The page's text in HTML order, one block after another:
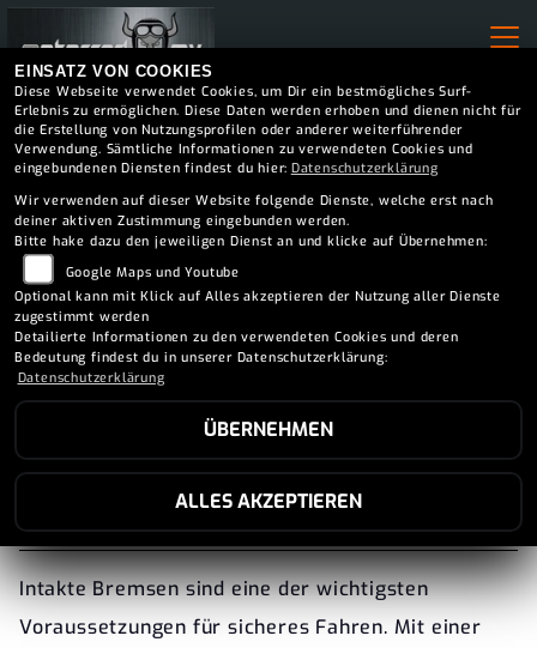
BREMSEN-SERVICE
Intakte Bremsen sind eine der wichtigsten
Voraussetzungen für sicheres Fahren. Mit einer
EINSATZ VON COOKIES
Diese Webseite verwendet Cookies, um Dir ein bestmögliches Surf-
Erlebnis zu ermöglichen. Diese Daten werden erhoben und dienen nicht für
die Erstellung von Nutzungsprofilen oder anderer weiterführender
Verwendung. Sämtliche Informationen zu verwendeten Cookies und
eingebundenen Diensten findest du hier: Datenschutzerklärung
Wir verwenden auf dieser Website folgende Dienste, welche erst nach
deiner aktiven Zustimmung eingebunden werden.
Bitte hake dazu den jeweiligen Dienst an und klicke auf Übernehmen:
Google Maps und Youtube
Optional kann mit Klick auf Alles akzeptieren der Nutzung aller Dienste
zugestimmt werden
Detailierte Informationen zu den verwendeten Cookies und deren
Bedeutung findest du in unserer Datenschutzerklärung:
Datenschutzerklärung
ÜBERNEHMEN
ALLES AKZEPTIEREN